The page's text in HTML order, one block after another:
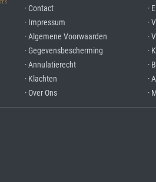
· Contact
· Impressum
· Algemene Voorwaarden
· Gegevensbescherming
· Annulatierecht
· Klachten
· Over Ons
·
·
·
·
·
·
·